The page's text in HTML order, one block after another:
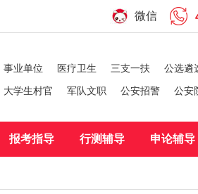
微信
事业单位 医疗卫生 三支一扶 公选遴
大学生村官 军队文职 公安招警 公安
报考指导 行测辅导 申论辅导